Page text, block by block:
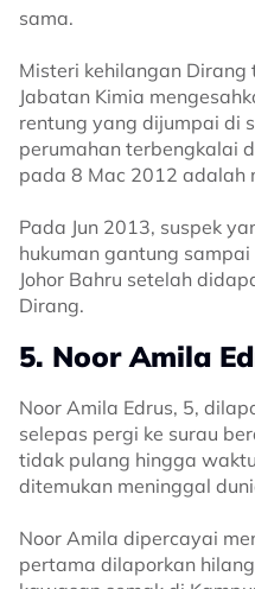
sama.
Misteri kehilangan
Jabatan Kimia
rentung yang dijumpai di
perumahan terbengkalai
pada 8 Mac 2012 adalah
Pada Jun 2013, suspek
hukuman gantung
Johor Bahru setelah
Dirang.
5. Noor Amila
Noor Amila Edrus, 5,
selepas pergi ke surau
tidak pulang hingga
ditemukan meninggal
Noor Amila dipercayai
pertama dilaporkan